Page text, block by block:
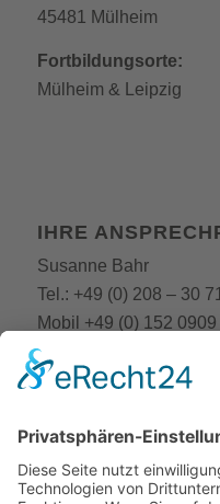
45481 Mülheim
Fortbildungsorte:
Mülheim & Leipzig
IHRE
Susanne Bahr
Tel.: +49 (0) 208 – 30
Mobil +49 (0) 152
E-Mail:
E-Mail:bahr @still-